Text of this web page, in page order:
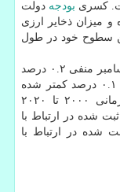
بودجه دولت
و میزان ذخایر ارزی
سطوح خود در طول
بر اساس ماهانه، نرخ تورم عربستان در ماه دسامبر منفی ۰.۲ درصد
اندازه گیری شده است که نسبت به ماه قبل ۰.۱ درصد کمتر شده
است. متوسط نرخ تورم عربستان در بازه زمانی ۲۰۰۰ تا ۲۰۲۰
ثبت شده در ارتباط با
تورم ثبت شده در ارتباط با